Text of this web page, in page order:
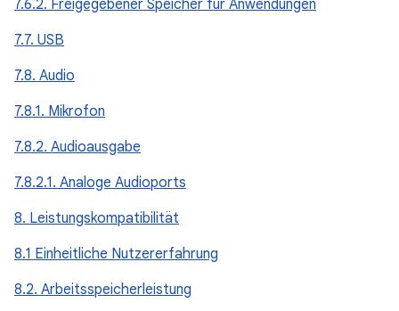
7.6.2. Freigegebener Speicher für Anwendungen
7.7. USB
7.8. Audio
7.8.1. Mikrofon
7.8.2. Audioausgabe
7.8.2.1. Analoge Audioports
8. Leistungskompatibilität
8.1 Einheitliche Nutzererfahrung
8.2. Arbeitsspeicherleistung